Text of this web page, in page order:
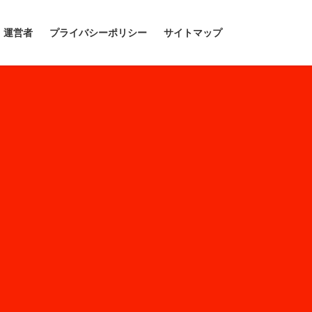
運営者 プライバシーポリシー サイトマップ